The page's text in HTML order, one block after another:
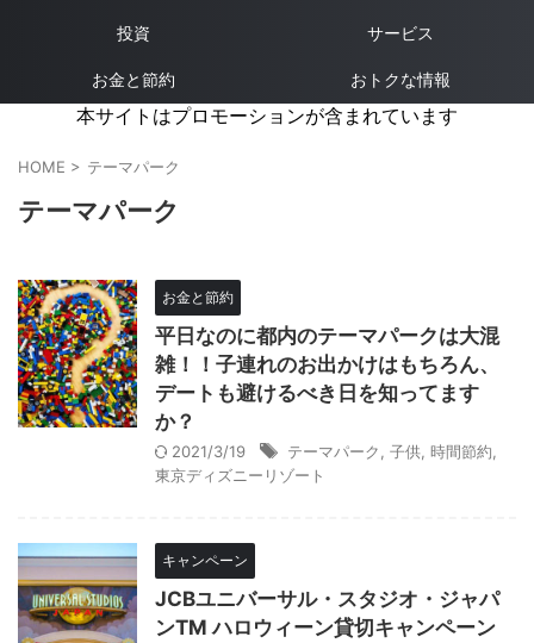
投資 サービス
お金と節約 おトクな情報
本サイトはプロモーションが含まれています
HOME > テーマパーク
テーマパーク
お金と節約
平日なのに都内のテーマパークは大混
雑！！子連れのお出かけはもちろん、
デートも避けるべき日を知ってます
か？
2021/3/19 テーマパーク 子供 時間節約
東京ディズニーリゾート
キャンペーン
JCBユニバーサル・スタジオ・ジャパ
ンTM ハロウィーン貸切キャンペーン